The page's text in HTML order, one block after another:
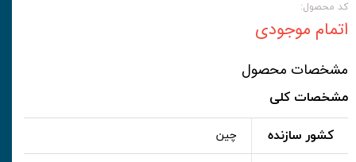
کد محصول:
اتمام موجودی
مشخصات محصول
مشخصات کلی
کشور سازنده چین